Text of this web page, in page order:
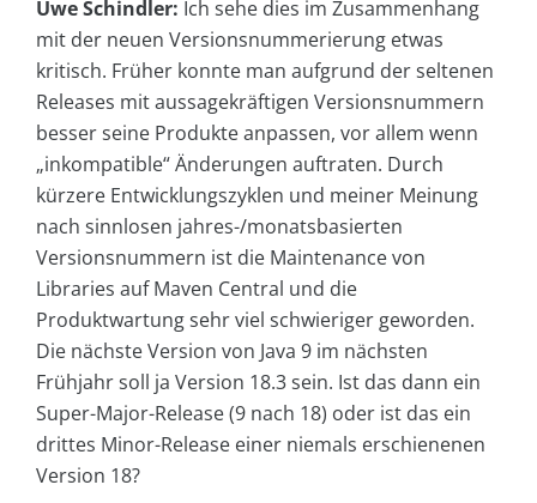
Uwe Schindler: Ich sehe dies im Zusammenhang
mit der neuen Versionsnummerierung etwas
kritisch. Früher konnte man aufgrund der seltenen
Releases mit aussagekräftigen Versionsnummern
besser seine Produkte anpassen, vor allem wenn
„inkompatible“ Änderungen auftraten. Durch
kürzere Entwicklungszyklen und meiner Meinung
nach sinnlosen jahres-/monatsbasierten
Versionsnummern ist die Maintenance von
Libraries auf Maven Central und die
Produktwartung sehr viel schwieriger geworden.
Die nächste Version von Java 9 im nächsten
Frühjahr soll ja Version 18.3 sein. Ist das dann ein
Super-Major-Release (9 nach 18) oder ist das ein
drittes Minor-Release einer niemals erschienenen
Version 18?